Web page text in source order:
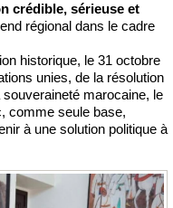
crédible, sérieuse et
régional dans le cadre
historique, le 31 octobre
unies, de la résolution
marocaine, le
comme seule base,
à une solution politique à